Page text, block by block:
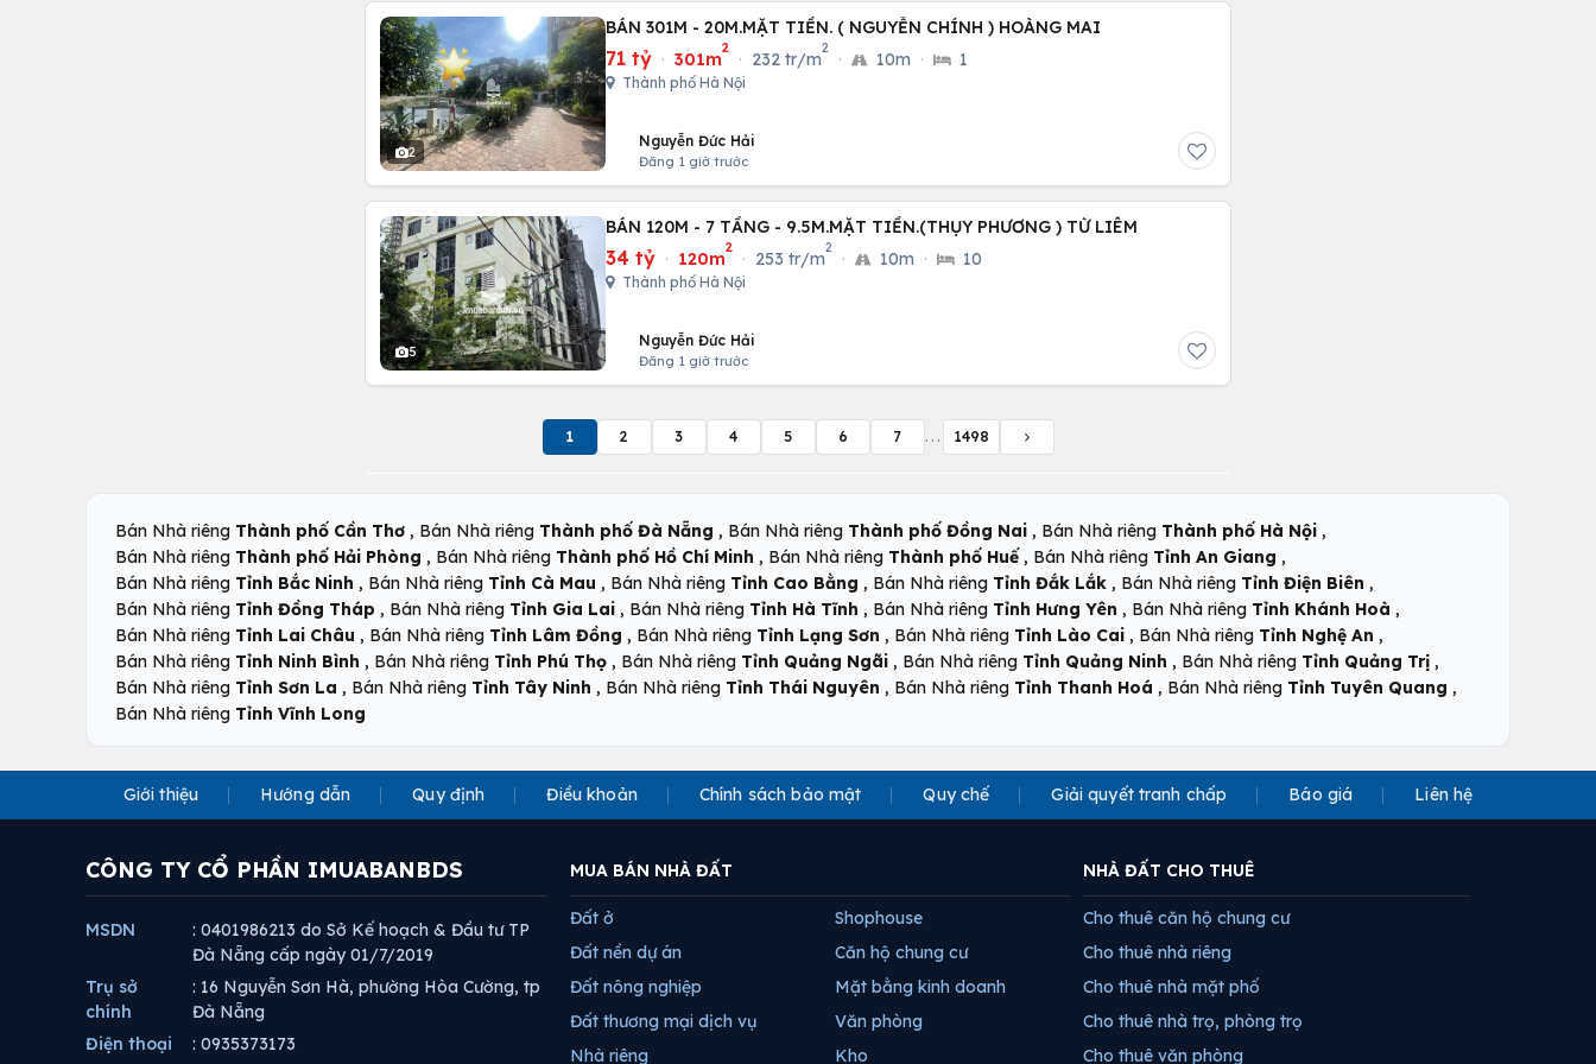
2
BÁN 301M - 20M.MẶT TIỀN. ( NGUYỄN CHÍNH ) HOÀNG MAI
71 tỷ · 301m
2
· 232 tr/m
2
· 10m · 1
Thành phố Hà Nội
Nguyễn Đức Hải
Đăng 1 giờ trước
5
BÁN 120M - 7 TẦNG - 9.5M.MẶT TIỀN.(THỤY PHƯƠNG ) TỪ LIÊM
34 tỷ · 120m
2
· 253 tr/m
2
· 10m · 10
Thành phố Hà Nội
Nguyễn Đức Hải
Đăng 1 giờ trước
1 2 3 4 5 6 7 ... 1498
Bán Nhà riêng Thành phố Cần Thơ , Bán Nhà riêng Thành phố Đà Nẵng , Bán Nhà riêng Thành phố Đồng Nai , Bán Nhà riêng Thành phố Hà Nội ,
Bán Nhà riêng Thành phố Hải Phòng , Bán Nhà riêng Thành phố Hồ Chí Minh , Bán Nhà riêng Thành phố Huế , Bán Nhà riêng Tỉnh An Giang ,
Bán Nhà riêng Tỉnh Bắc Ninh , Bán Nhà riêng Tỉnh Cà Mau , Bán Nhà riêng Tỉnh Cao Bằng , Bán Nhà riêng Tỉnh Đắk Lắk , Bán Nhà riêng Tỉnh Điện Biên ,
Bán Nhà riêng Tỉnh Đồng Tháp , Bán Nhà riêng Tỉnh Gia Lai , Bán Nhà riêng Tỉnh Hà Tĩnh , Bán Nhà riêng Tỉnh Hưng Yên , Bán Nhà riêng Tỉnh Khánh Hoà ,
Bán Nhà riêng Tỉnh Lai Châu , Bán Nhà riêng Tỉnh Lâm Đồng , Bán Nhà riêng Tỉnh Lạng Sơn , Bán Nhà riêng Tỉnh Lào Cai , Bán Nhà riêng Tỉnh Nghệ An ,
Bán Nhà riêng Tỉnh Ninh Bình , Bán Nhà riêng Tỉnh Phú Thọ , Bán Nhà riêng Tỉnh Quảng Ngãi , Bán Nhà riêng Tỉnh Quảng Ninh , Bán Nhà riêng Tỉnh Quảng Trị ,
Bán Nhà riêng Tỉnh Sơn La , Bán Nhà riêng Tỉnh Tây Ninh , Bán Nhà riêng Tỉnh Thái Nguyên , Bán Nhà riêng Tỉnh Thanh Hoá , Bán Nhà riêng Tỉnh Tuyên Quang ,
Bán Nhà riêng Tỉnh Vĩnh Long
Giới thiệu Hướng dẫn Quy định Điều khoản Chính sách bảo mật Quy chế Giải quyết tranh chấp Báo giá Liên hệ
CÔNG TY CỔ PHẦN IMUABANBDS
MSDN
: 0401986213 do Sở Kế hoạch & Đầu tư TP
Đà Nẵng cấp ngày 01/7/2019
Trụ sở
chính
: 16 Nguyễn Sơn Hà, phường Hòa Cường, tp
Đà Nẵng
Điện thoại
: 0935373173
MUA BÁN NHÀ ĐẤT
Đất ở
Đất nền dự án
Đất nông nghiệp
Đất thương mại dịch vụ
Nhà riêng
Shophouse
Căn hộ chung cư
Mặt bằng kinh doanh
Văn phòng
Kho
NHÀ ĐẤT CHO THUÊ
Cho thuê căn hộ chung cư
Cho thuê nhà riêng
Cho thuê nhà mặt phố
Cho thuê nhà trọ, phòng trọ
Cho thuê văn phòng